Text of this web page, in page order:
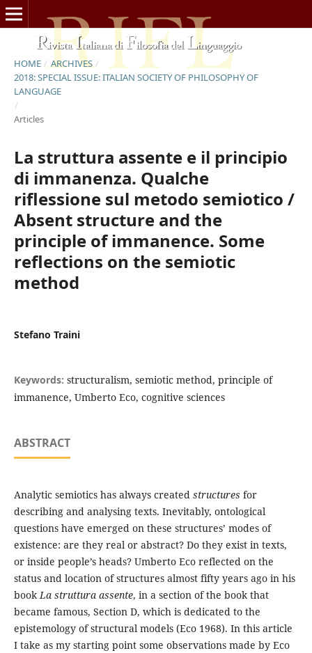
HOME / ARCHIVES /
2018: SPECIAL ISSUE: ITALIAN SOCIETY OF PHILOSOPHY OF
LANGUAGE
/
Articles
La struttura assente e il principio
di immanenza. Qualche
riflessione sul metodo semiotico /
Absent structure and the
principle of immanence. Some
reflections on the semiotic
method
Stefano Traini
Keywords: structuralism, semiotic method, principle of
immanence, Umberto Eco, cognitive sciences
ABSTRACT
Analytic semiotics has always created structures for
describing and analysing texts. Inevitably, ontological
questions have emerged on these structures’ modes of
existence: are they real or abstract? Do they exist in texts,
or inside people’s heads? Umberto Eco reflected on the
status and location of structures almost fifty years ago in his
bookLa struttura assente, in a section of the book that
became famous, Section D, which is dedicated to the
epistemology of structural models (Eco 1968). In this article
I take as my starting point some observations made by Eco